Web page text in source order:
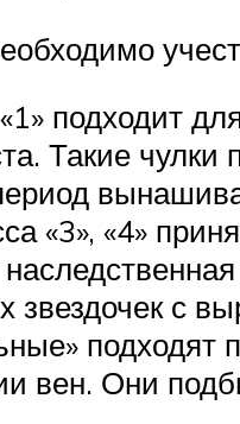
подходит
Такие
«3», «4»
звездочек с
вен. Они